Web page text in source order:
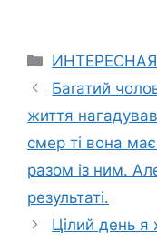
Categories
Баrатий
життя
смер ті вона
разом із ним.
результаті.
Цілий день я